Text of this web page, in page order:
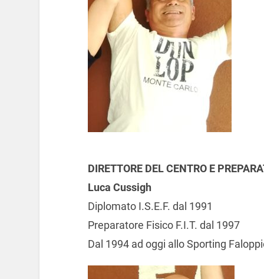
DIRETTORE DEL CENTRO E
Luca Cussigh
Diplomato I.S.E.F. dal 1991
Preparatore Fisico F.I.T. dal 1997
Dal 1994 ad oggi allo Sporting